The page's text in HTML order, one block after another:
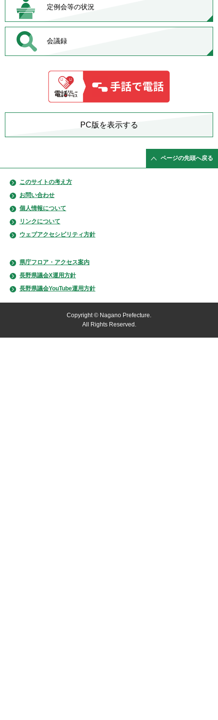
定例会等の状況
会議録
PC版を表示する
ページの先頭へ戻る
このサイトの考え方
お問い合わせ
個人情報について
リンクについて
ウェブアクセシビリティ方針
県庁フロア・アクセス案内
長野県議会X運用方針
長野県議会YouTube運用方針
Copyright © Nagano Prefecture.
All Rights Reserved.